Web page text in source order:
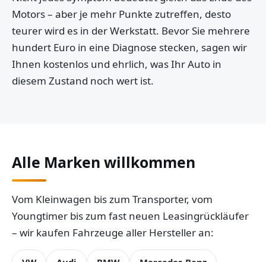
Motors – aber je mehr Punkte zutreffen, desto
teurer wird es in der Werkstatt. Bevor Sie mehrere
hundert Euro in eine Diagnose stecken, sagen wir
Ihnen kostenlos und ehrlich, was Ihr Auto in
diesem Zustand noch wert ist.
Alle Marken willkommen
Vom Kleinwagen bis zum Transporter, vom
Youngtimer bis zum fast neuen Leasingrückläufer
– wir kaufen Fahrzeuge aller Hersteller an: